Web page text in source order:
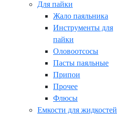
Для пайки
Жало паяльника
Инструменты для
пайки
Оловоотсосы
Пасты паяльные
Припои
Прочее
Флюсы
Емкости для жидкостей